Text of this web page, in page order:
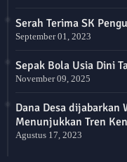
Serah Terima SK
September 01, 2023
Sepak Bola Usia Dini
November 09, 2025
Dana Desa dijabarkan
Menunjukkan Tren
Agustus 17, 2023